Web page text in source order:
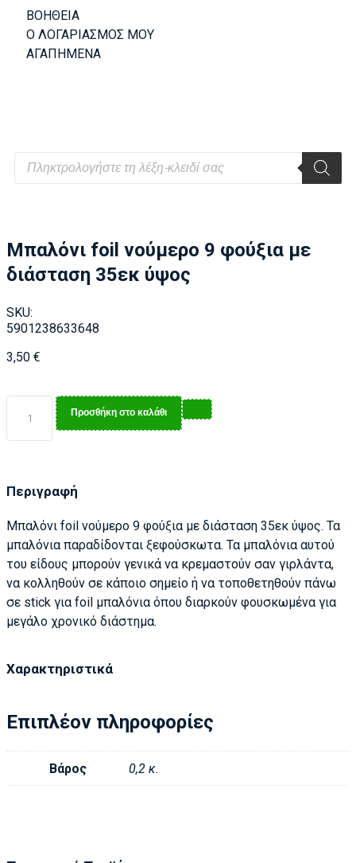
ΒΟΗΘΕΙΑ
Ο ΛΟΓΑΡΙΑΣΜΟΣ ΜΟΥ
ΑΓΑΠΗΜΕΝΑ
Μπαλόνι foil νούμερο 9 φούξια με
διάσταση 35εκ ύψος
SKU:
5901238633648
3,50 €
Προσθήκη στο καλάθι
Περιγραφή
Μπαλόνι foil νούμερο 9 φούξια με διάσταση 35εκ ύψος. Τα
μπαλόνια παραδίδονται ξεφούσκωτα. Τα μπαλόνια αυτού
του είδους μπορούν γενικά να κρεμαστούν σαν γιρλάντα,
να κολληθούν σε κάποιο σημείο ή να τοποθετηθούν πάνω
σε stick για foil μπαλόνια όπου διαρκούν φουσκωμένα για
μεγάλο χρονικό διάστημα.
Χαρακτηριστικά
Επιπλέον πληροφορίες
Βάρος 0,2 κ.